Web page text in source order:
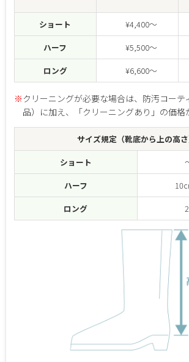
ショート
¥4,400～
ハーフ
¥5,500～
ロング
¥6,600～
※ クリーニングが必要な場合は、防汚コーテ
品）に加え、「クリーニングあり」の価格
サイズ規定（靴底から上の高さ
ショート
ハーフ
ロング